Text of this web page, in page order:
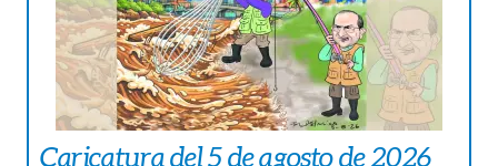
Caricatura del 5 de agosto de 2026